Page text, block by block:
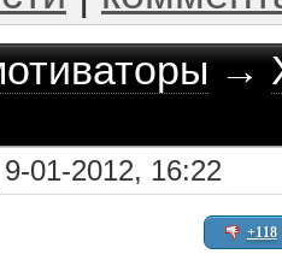
→
9-01-2012, 16:22
+118